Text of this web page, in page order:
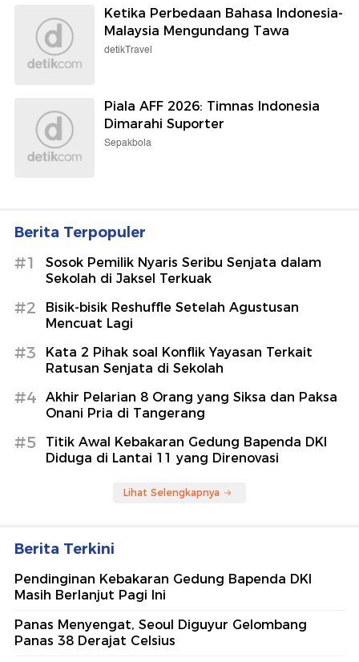
Ketika Perbedaan Bahasa Indonesia-
Malaysia Mengundang Tawa
detikTravel
Piala AFF 2026: Timnas Indonesia
Dimarahi Suporter
Sepakbola
Berita Terpopuler
#1
Sosok Pemilik Nyaris Seribu Senjata dalam
Sekolah di Jaksel Terkuak
#2
Bisik-bisik Reshuffle Setelah Agustusan
Mencuat Lagi
#3
Kata 2 Pihak soal Konflik Yayasan Terkait
Ratusan Senjata di Sekolah
#4
Akhir Pelarian 8 Orang yang Siksa dan Paksa
Onani Pria di Tangerang
#5
Titik Awal Kebakaran Gedung Bapenda DKI
Diduga di Lantai 11 yang Direnovasi
Lihat Selengkapnya
Berita Terkini
Pendinginan Kebakaran Gedung Bapenda DKI
Masih Berlanjut Pagi Ini
Panas Menyengat, Seoul Diguyur Gelombang
Panas 38 Derajat Celsius